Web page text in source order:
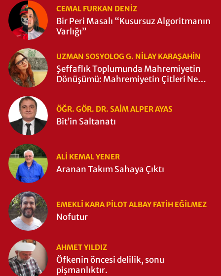
CEMAL FURKAN DENİZ
Bir Peri Masalı “Kusursuz Algoritmanın
Varlığı”
UZMAN SOSYOLOG G. NILAY KARAŞAHİN
Şeffaflık Toplumunda Mahremiyetin
Dönüşümü: Mahremiyetin Çitleri Ne
ÖĞR. GÖR. DR. SAIM ALPER AYAS
Bit’in Saltanatı
ALI KEMAL YENER
Aranan Takım Sahaya Çıktı
EMEKLI KARA PILOT ALBAY FATIH EĞİLMEZ
Nofutur
AHMET YILDIZ
Öfkenin öncesi delilik, sonu
pişmanlıktır.